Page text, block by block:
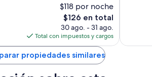
$118 por noche
El
precio
actual
es
de
$126
$126 en total
30 ago. - 31 ago.
Total con impuestos y cargos
propiedades similares